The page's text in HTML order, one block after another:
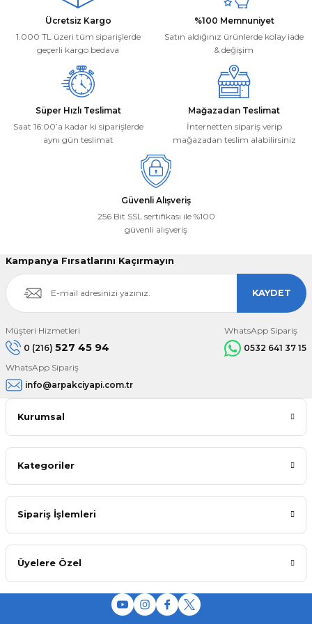
Ürün bilgilerinde hatalar bulunuyor.
Ürün fiyatı diğer sitelerden daha pahalı.
Bu ürüne benzer farklı alternatifler olmalı.
Deneyimini Paylaş
Ücretsiz Kargo
1.000 TL üzeri tüm siparişlerde
geçerli kargo bedava
%100 Memnuniyet
Satın aldığınız ürünlerde kolay iade
& değişim
Süper Hızlı Teslimat
Saat 16:00’a kadar ki siparişlerde
aynı gün teslimat
Mağazadan Teslimat
İnternetten sipariş verip
mağazadan teslim alabilirsiniz
Güvenli Alışveriş
256 Bit SSL sertifikası ile %100
güvenli alışveriş
Kampanya Fırsatlarını Kaçırmayın
KAYDET
Müşteri Hizmetleri
0 (216) 527 45 94
WhatsApp Sipariş
0532 641 37 15
WhatsApp Sipariş
info@arpakciyapi.com.tr
Kurumsal
Kategoriler
Sipariş İşlemleri
Üyelere Özel